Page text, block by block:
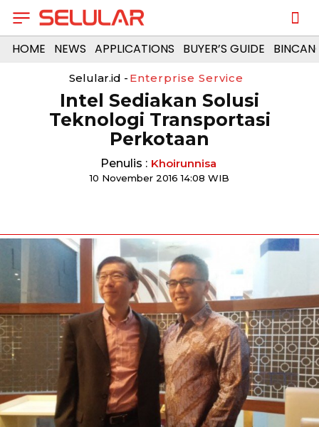
HOME NEWS APPLICATIONS BUYER’S GUIDE
Selular.id - Enterprise Service
Intel Sediakan Solusi
Teknologi Transportasi
Perkotaan
Penulis : Khoirunnisa
10 November 2016 14:08 WIB